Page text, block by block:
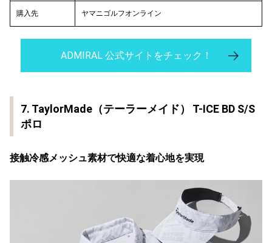
購入先 ヤマニゴルフオンライン
ADMIRAL 公式サイトをチェック！
7. TaylorMade（テーラーメイド） T-ICE BD S/S
ポロ
接触冷感メッシュ素材で快適な着心地を実現